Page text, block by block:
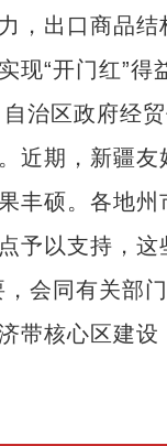
，出口商品结
“开门红”得
治区政府经
近期，新疆
丰硕。各地
予以支持，这
同有关部门
带核心区建